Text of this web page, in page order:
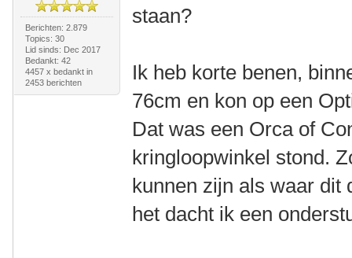
Berichten: 2.879
Topics: 30
Lid sinds: Dec 2017
Bedankt: 42
4457 x bedankt in
2453 berichten
staan?
Ik heb korte benen,
76cm en kon op een
Dat was een Orca of
kringloopwinkel stond.
kunnen zijn als waar dit
het dacht ik een